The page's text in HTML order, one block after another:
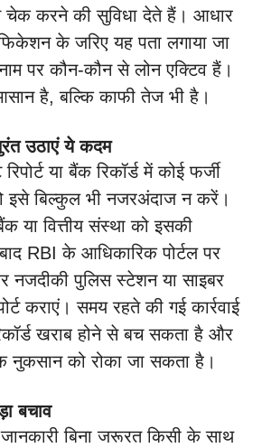
चेक करने की सुविधा देते हैं। आधार
के जरिए यह पता लगाया जा
पर कौन-कौन से लोन एक्टिव हैं।
है, बल्कि काफी तेज भी है।
उठाएं ये कदम
या बैंक रिकॉर्ड में कोई फर्जी
इसे बिल्कुल भी नजरअंदाज न करें।
या वित्तीय संस्था को इसकी
RBI के आधिकारिक पोर्टल पर
नजदीकी पुलिस स्टेशन या साइबर
कराएं। समय रहते की गई कार्रवाई
खराब होने से बच सकता है और
नुकसान को रोका जा सकता है।
बचाव
बिना जरूरत किसी के साथ